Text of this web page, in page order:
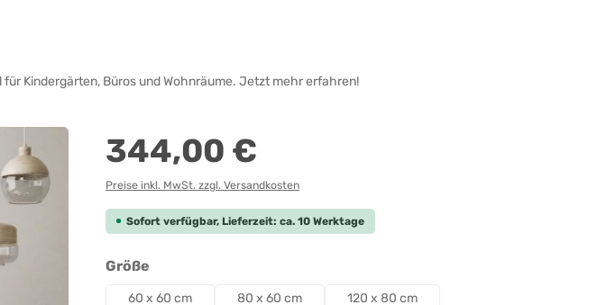
Kindergärten, Büros und Wohnräume. Jetzt mehr erfahren!
Regulärer Preis:
344,00 €
Preise inkl. MwSt. zzgl. Versandkosten
Sofort verfügbar, Lieferzeit: ca. 10 Werktage
Größe
60 x 60 cm 80 x 60 cm
120 x 80 cm